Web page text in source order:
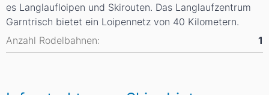
es Langlaufloipen und Skirouten. Das Langlaufzentrum
Garntrisch bietet ein Loipennetz von 40 Kilometern.
Anzahl Rodelbahnen:
1